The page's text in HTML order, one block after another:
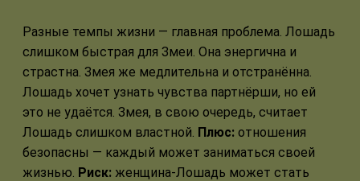
Разные темпы жизни — главная проблема. Лошадь
слишком быстрая для Змеи. Она энергична и
страстна. Змея же медлительна и отстранённа.
Лошадь хочет узнать чувства партнёрши, но ей
это не удаётся. Змея, в свою очередь, считает
Лошадь слишком властной. Плюс: отношения
безопасны — каждый может заниматься своей
жизнью. Риск: женщина-Лошадь может стать